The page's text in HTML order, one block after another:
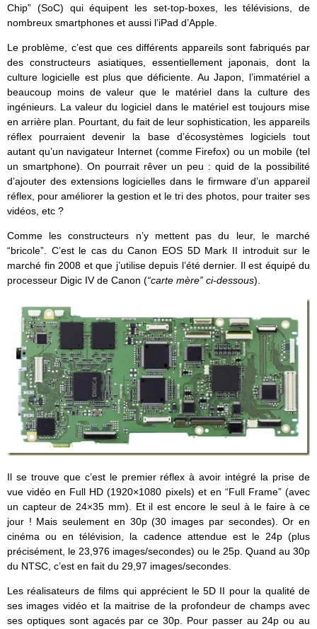
Chip” (SoC) qui équipent les set-top-boxes, les télévisions, de
nombreux smartphones et aussi l’iPad d’Apple.
Le problème, c’est que ces différents appareils sont fabriqués par
des constructeurs asiatiques, essentiellement japonais, dont la
culture logicielle est plus que déficiente. Au Japon, l’immatériel a
beaucoup moins de valeur que le matériel dans la culture des
ingénieurs. La valeur du logiciel dans le matériel est toujours mise
en arrière plan. Pourtant, du fait de leur sophistication, les appareils
réflex pourraient devenir la base d’écosystèmes logiciels tout
autant qu’un navigateur Internet (comme Firefox) ou un mobile (tel
un smartphone). On pourrait rêver un peu : quid de la possibilité
d’ajouter des extensions logicielles dans le firmware d’un appareil
réflex, pour améliorer la gestion et le tri des photos, pour traiter ses
vidéos, etc ?
Comme les constructeurs n’y mettent pas du leur, le marché
“bricole”. C’est le cas du Canon EOS 5D Mark II introduit sur le
marché fin 2008 et que j’utilise depuis l’été dernier. Il est équipé du
processeur Digic IV de Canon (“carte mère” ci-dessous).
Il se trouve que c’est le premier réflex à avoir intégré la prise de
vue vidéo en Full HD (1920×1080 pixels) et en “Full Frame” (avec
un capteur de 24×35 mm). Et il est encore le seul à le faire à ce
jour ! Mais seulement en 30p (30 images par secondes). Or en
cinéma ou en télévision, la cadence attendue est le 24p (plus
précisément, le 23,976 images/secondes) ou le 25p. Quand au 30p
du NTSC, c’est en fait du 29,97 images/secondes.
Les réalisateurs de films qui apprécient le 5D II pour la qualité de
ses images vidéo et la maitrise de la profondeur de champs avec
ses optiques sont agacés par ce 30p. Pour passer au 24p ou au